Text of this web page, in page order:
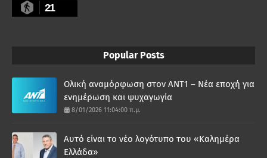
21
Popular Posts
Ολική αναμόρφωση στον ΑΝΤ1 – Νέα εποχή για
ενημέρωση και ψυχαγωγία
8/01/2026 11:04:00 π.μ.
Αυτό είναι το νέο λογότυπο του «Καλημέρα
Ελλάδα»